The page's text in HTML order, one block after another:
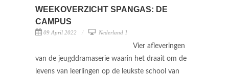
WEEKOVERZICHT SPANGAS: DE
CAMPUS
09 April 2022 Nederland 1
Vier afleveringen
van de jeugddramaserie waarin het draait om de
levens van leerlingen op de leukste school van